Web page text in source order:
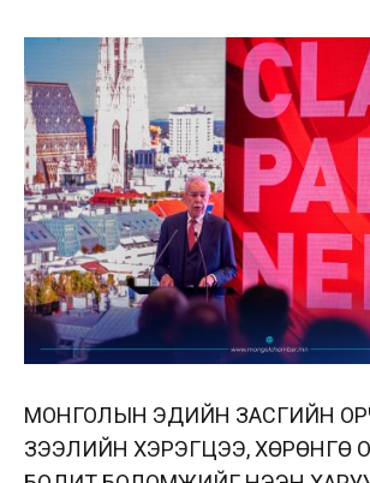
МОНГОЛЫН ЭДИЙН ЗАСГИЙН
ЗЭЭЛИЙН ХЭРЭГЦЭЭ, ХӨРӨНГӨ